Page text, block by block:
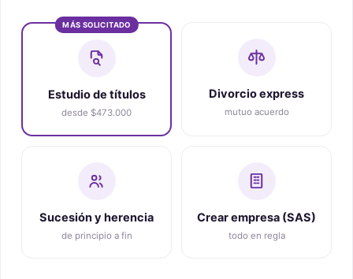
MÁS SOLICITADO
Estudio de títulos
desde $473.000
Divorcio express
mutuo acuerdo
Sucesión y herencia
de principio a fin
Crear empresa (SAS)
todo en regla